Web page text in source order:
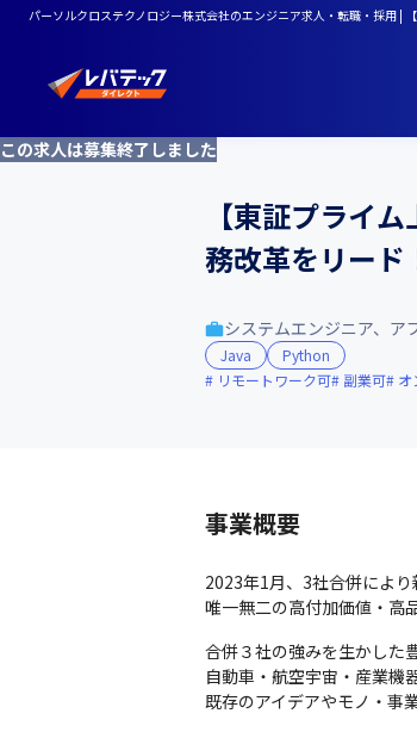
パーソルクロステクノロジー株式会社のエンジニア求人・転職・採用 |
この求人は募集終了しました
【東証プライ
務改革をリード
システムエンジニア、ア
Java
Python
リモートワーク可
副業可 オ
事業概要
2023年1月、3社合併により
唯一無二の高付加価値・高
合併３社の強みを生かした
自動車・航空宇宙・産業機
既存のアイデアやモノ・事